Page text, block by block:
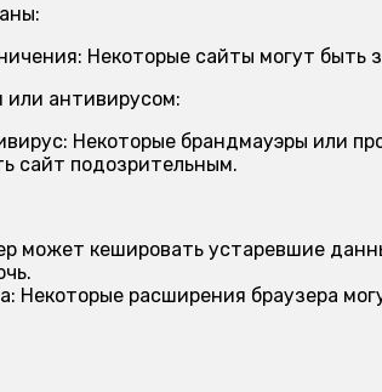
Некоторые сайты могут быть
или антивирусом:
Некоторые брандмауэры или
сайт подозрительным.
может кешировать устаревшие
Некоторые расширения браузера